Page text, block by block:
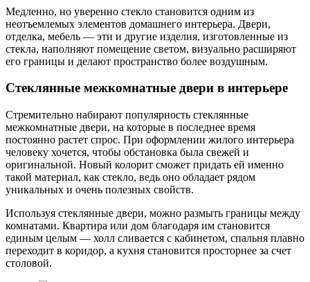
Медленно, но уверенно стекло становится одним из
неотъемлемых элементов домашнего интерьера. Двери,
отделка, мебель — эти и другие изделия, изготовленные из
стекла, наполняют помещение светом, визуально расширяют
его границы и делают пространство более воздушным.
Стеклянные межкомнатные двери в интерьере
Стремительно набирают популярность стеклянные
межкомнатные двери, на которые в последнее время
постоянно растет спрос. При оформлении жилого интерьера
человеку хочется, чтобы обстановка была свежей и
оригинальной. Новый колорит сможет придать ей именно
такой материал, как стекло, ведь оно обладает рядом
уникальных и очень полезных свойств.
Используя стеклянные двери, можно размыть границы между
комнатами. Квартира или дом благодаря им становится
единым целым — холл сливается с кабинетом, спальня плавно
переходит в коридор, а кухня становится просторнее за счет
столовой.